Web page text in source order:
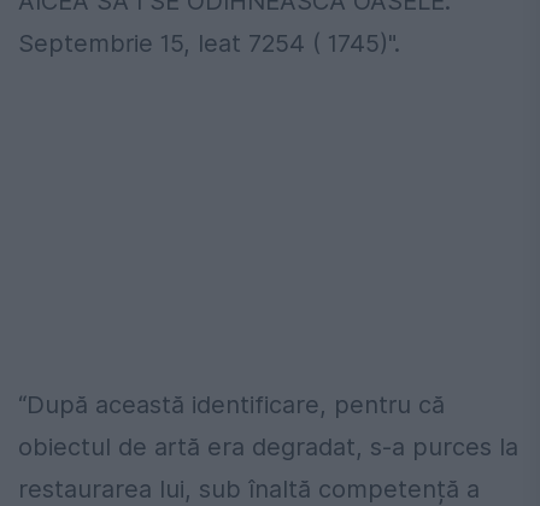
Septembrie 15, leat 7254 ( 1745)".
“După această identificare, pentru că
obiectul de artă era degradat, s-a purces la
restaurarea lui, sub înaltă competență a